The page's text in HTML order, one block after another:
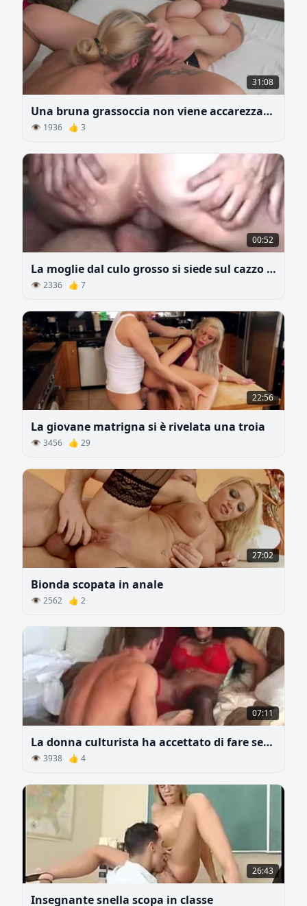
31:08
Una bruna grassoccia non viene accarezzata da un uomo da molto tempo
👁 1936 👍 3
00:52
La moglie dal culo grosso si siede sul cazzo di suo marito
👁 2336 👍 7
22:56
La giovane matrigna si è rivelata una troia
👁 3456 👍 29
27:02
Bionda scopata in anale
👁 2562 👍 2
07:11
La donna culturista ha accettato di fare sesso orale
👁 3938 👍 4
26:43
Insegnante snella scopa in classe